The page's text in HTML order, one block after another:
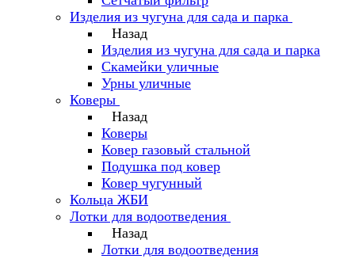
Изделия из чугуна для сада и парка
Назад
Изделия из чугуна для сада и парка
Скамейки уличные
Урны уличные
Коверы
Назад
Коверы
Ковер газовый стальной
Подушка под ковер
Ковер чугунный
Кольца ЖБИ
Лотки для водоотведения
Назад
Лотки для водоотведения